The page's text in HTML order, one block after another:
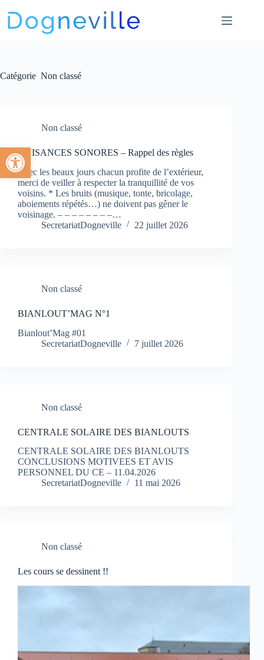
Ouvrir la barre d’outils
Catégorie Non classé
Non classé
NUISANCES SONORES – Rappel des règles
Avec les beaux jours chacun profite de l’extérieur,
merci de veiller à respecter la tranquillité de vos
voisins. * Les bruits (musique, tonte, bricolage,
aboiements répétés…) ne doivent pas gêner le
voisinage. – – – – – – – –…
SecretariatDogneville
22 juillet 2026
Non classé
BIANLOUT’MAG N°1
Bianlout’Mag #01
SecretariatDogneville
7 juillet 2026
Non classé
CENTRALE SOLAIRE DES BIANLOUTS
CENTRALE SOLAIRE DES BIANLOUTS
CONCLUSIONS MOTIVEES ET AVIS
PERSONNEL DU CE – 11.04.2026
SecretariatDogneville
11 mai 2026
Non classé
Les cours se dessinent !!